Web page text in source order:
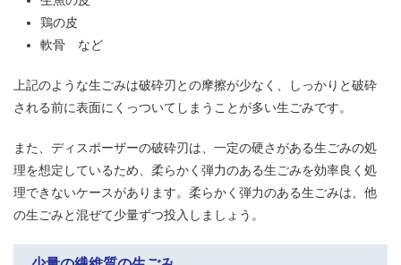
鶏の皮
軟骨 など
上記のような生ごみは破砕刃との摩擦が少なく、しっかりと破砕
される前に表面にくっついてしまうことが多い生ごみです。
また、ディスポーザーの破砕刃は、一定の硬さがある生ごみの処
理を想定しているため、柔らかく弾力のある生ごみを効率良く処
理できないケースがあります。柔らかく弾力のある生ごみは、他
の生ごみと混ぜて少量ずつ投入しましょう。